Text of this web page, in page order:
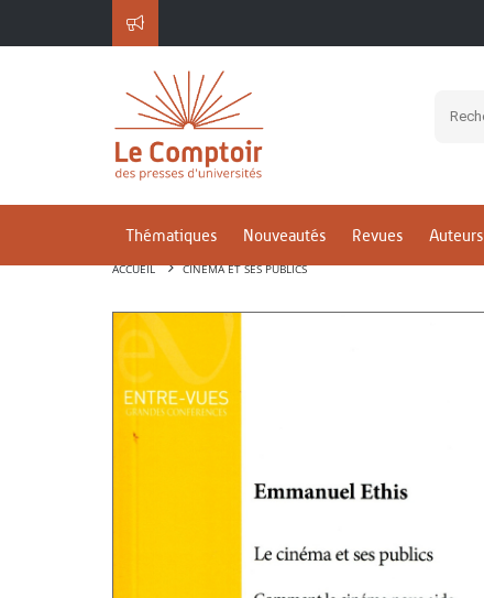
Thématiques Nouveautés Revues Auteurs
ACCUEIL CINÉMA ET SES PUBLICS